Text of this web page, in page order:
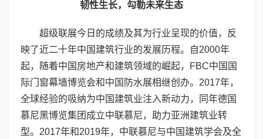
韧性生长，勾勒未来生态
超级联展今日的成绩及其为行业呈现的价值，反
映了近二十年中国建筑行业的发展历程。自2000年
起，随着中国房地产和建筑领域的崛起，FBC中国国
际门窗幕墙博览会和中国防水展相继创办。2017年，
全球经验的吸纳为中国建筑业注入新动力，同年德国
慕尼黑博览集团成立中联慕尼，助力亚洲建筑业转
型。2017年和2019年，中联慕尼与中国建筑学会及全